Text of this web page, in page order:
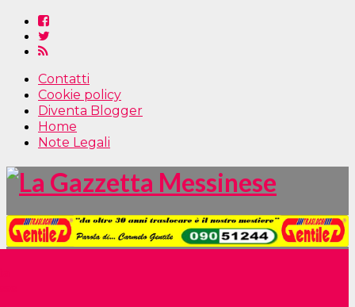
Contatti
Cookie policy
Diventa Blogger
Home
Note Legali